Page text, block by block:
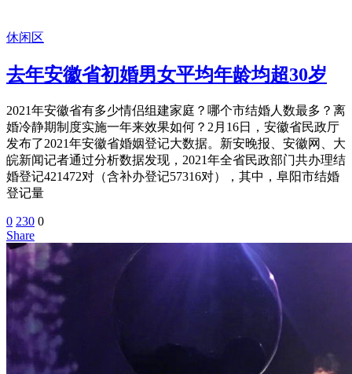
休闲区
去年安徽省初婚男女平均年龄均超30岁
2021年安徽省有多少情侣组建家庭？哪个市结婚人数最多？离
婚冷静期制度实施一年来效果如何？2月16日，安徽省民政厅
发布了2021年安徽省婚姻登记大数据。新安晚报、安徽网、大
皖新闻记者通过分析数据发现，2021年全省民政部门共办理结
婚登记421472对（含补办登记57316对），其中，阜阳市结婚
登记量
0 230 0
Share